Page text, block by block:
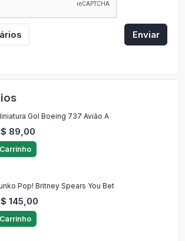
Enviar
Gol Boeing 737 Avião A
89,00
Carrinho
Pop! Britney Spears You Bet
145,00
Carrinho